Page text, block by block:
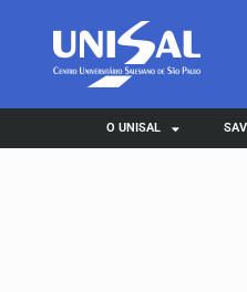
O UNISAL